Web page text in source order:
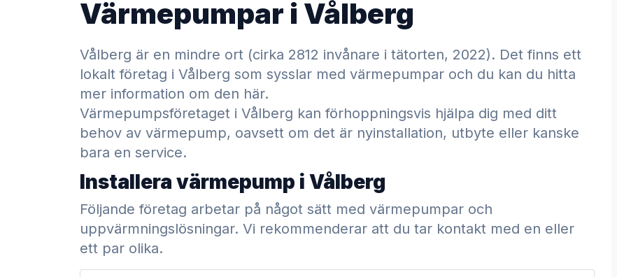
Värmepumpar i Vålberg
Vålberg är en mindre ort (cirka 2812 invånare i tätorten, 2022). Det finns ett
lokalt företag i Vålberg som sysslar med värmepumpar och du kan du hitta
mer information om den här.
Värmepumpsföretaget i Vålberg kan förhoppningsvis hjälpa dig med ditt
behov av värmepump, oavsett om det är nyinstallation, utbyte eller kanske
bara en service.
Installera värmepump i Vålberg
Följande företag arbetar på något sätt med värmepumpar och
uppvärmningslösningar. Vi rekommenderar att du tar kontakt med en eller
ett par olika.